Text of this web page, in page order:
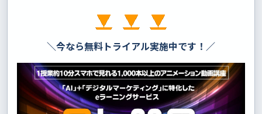
＼今なら無料トライアル実施中です！／